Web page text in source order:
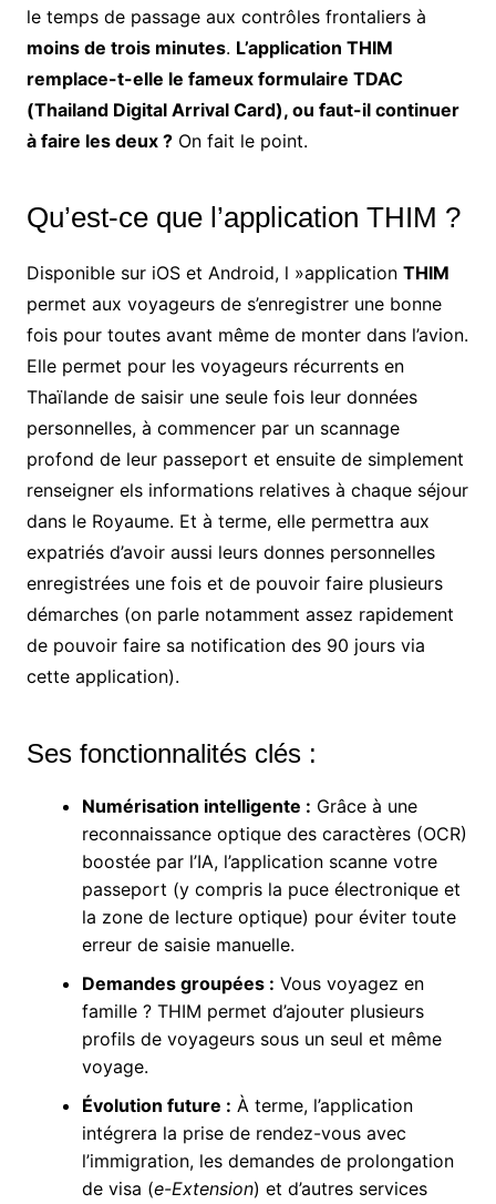
le temps de passage aux contrôles frontaliers à
moins de trois minutes. L’application THIM
remplace-t-elle le fameux formulaire TDAC
(Thailand Digital Arrival Card), ou faut-il continuer
à faire les deux ?On fait le point.
Qu’est-ce que l’application THIM ?
Disponible sur iOS et Android, l »application THIM
permet aux voyageurs de s’enregistrer une bonne
fois pour toutes avant même de monter dans l’avion.
Elle permet pour les voyageurs récurrents en
Thaïlande de saisir une seule fois leur données
personnelles, à commencer par un scannage
profond de leur passeport et ensuite de simplement
renseigner els informations relatives à chaque séjour
dans le Royaume. Et à terme, elle permettra aux
expatriés d’avoir aussi leurs donnes personnelles
enregistrées une fois et de pouvoir faire plusieurs
démarches (on parle notamment assez rapidement
de pouvoir faire sa notification des 90 jours via
cette application).
Ses fonctionnalités clés :
Numérisation intelligente : Grâce à une
reconnaissance optique des caractères (OCR)
boostée par l’IA, l’application scanne votre
passeport (y compris la puce électronique et
la zone de lecture optique) pour éviter toute
erreur de saisie manuelle.
Demandes groupées : Vous voyagez en
famille ? THIM permet d’ajouter plusieurs
profils de voyageurs sous un seul et même
voyage.
Évolution future : À terme, l’application
intégrera la prise de rendez-vous avec
l’immigration, les demandes de prolongation
de visa (e-Extension) et d’autres services